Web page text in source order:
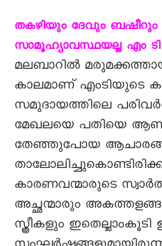
തകഴിയും ദേവും ബഷീറും
സാമൂഹ്യാവസ്ഥയല്ല എം
മലബാറിൽ
കാലമാണ് എംടിയുടെ
സമുദായത്തിലെ
മേഖലയെ പതിയെ ആണ്
തേഞ്ഞുപോയ
കാരണവന്മാരുടെ
അച്ഛന്മാരും
സ്ത്രീകളും ഇതെല്ലാംകൂടി